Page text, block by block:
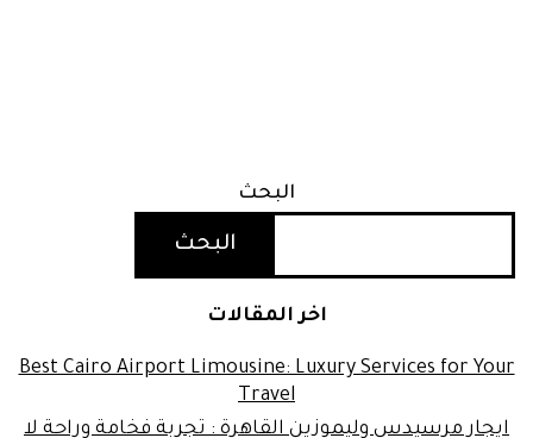
البحث
البحث
اخر المقالات
Best Cairo Airport Limousine: Luxury Services for Your
Travel
ايجار مرسيدس وليموزين القاهرة : تجربة فخامة وراحة لا